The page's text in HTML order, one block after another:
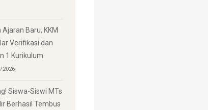
Baru, KKM
Verifikasi dan
1 Kurikulum
2026
Siswa-Siswi MTs
Berhasil Tembus